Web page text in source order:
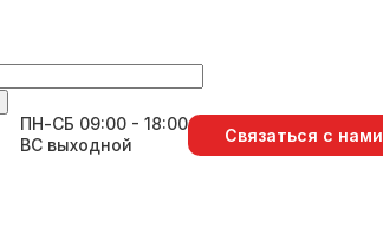
ПН-СБ 09:00 - 18:00
ВС выходной
Связаться с нами